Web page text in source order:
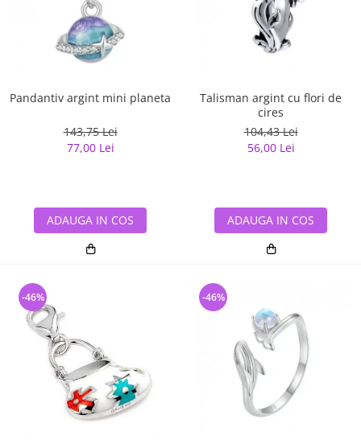
Pandantiv argint mini planeta
143,75 Lei
77,00 Lei
ADAUGA IN COS
Talisman argint cu flori de
cires
104,43 Lei
56,00 Lei
ADAUGA IN COS
-46% -46%